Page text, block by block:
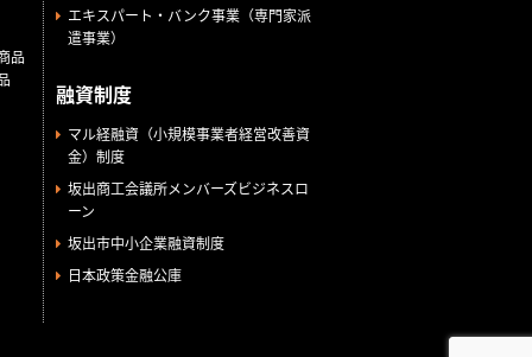
品
エキスパート・バンク事業（専門家派
遣事業）
融資制度
マル経融資（小規模事業者経営改善資
金）制度
坂出商工会議所メンバーズビジネスロ
ーン
坂出市中小企業融資制度
日本政策金融公庫